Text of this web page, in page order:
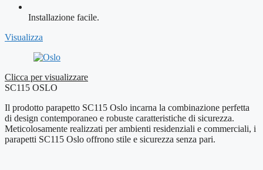
Installazione facile.
Visualizza
Clicca per visualizzare
SC115 OSLO
Il prodotto parapetto SC115 Oslo incarna la combinazione perfetta
di design contemporaneo e robuste caratteristiche di sicurezza.
Meticolosamente realizzati per ambienti residenziali e commerciali, i
parapetti SC115 Oslo offrono stile e sicurezza senza pari.